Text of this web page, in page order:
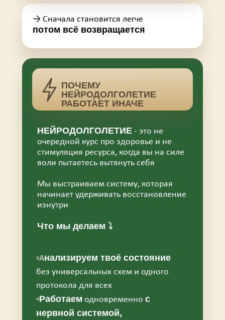
ПОЧЕМУ
НЕЙРОДОЛГОЛЕТИЕ
РАБОТАЕТ ИНАЧЕ
НЕЙРОДОЛГОЛЕТИЕ - это не
очередной курс про здоровье и не
стимуляция ресурса, когда вы на силе
воли пытаетесь вытянуть себя
Мы выстраиваем систему, которая
начинает удерживать восстановление
изнутри
Что мы делаем ⤵️
▫️Анализируем твоё состояние
без универсальных схем и одного
протокола для всех
▫️Работаем одновременно с
нервной системой,
→ Сначала становится легче
потом всё возвращается